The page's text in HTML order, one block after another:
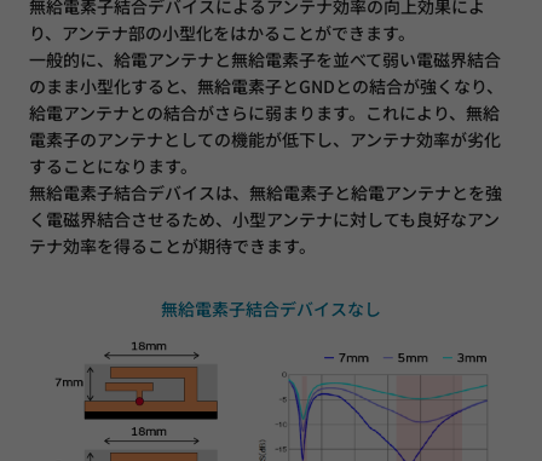
無給電素子結合デバイスによるアンテナ効率の向上効果によ
り、アンテナ部の小型化をはかることができます。
一般的に、給電アンテナと無給電素子を並べて弱い電磁界結合
のまま小型化すると、無給電素子とGNDとの結合が強くなり、
給電アンテナとの結合がさらに弱まります。これにより、無給
電素子のアンテナとしての機能が低下し、アンテナ効率が劣化
することになります。
無給電素子結合デバイスは、無給電素子と給電アンテナとを強
く電磁界結合させるため、小型アンテナに対しても良好なアン
テナ効率を得ることが期待できます。
無給電素子結合デバイスなし